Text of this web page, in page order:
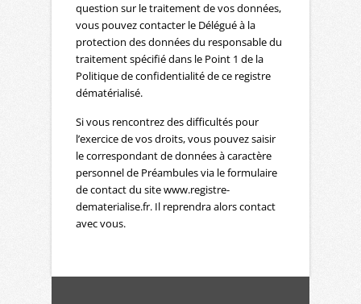
question sur le traitement de vos données,
vous pouvez contacter le Délégué à la
protection des données du responsable du
traitement spécifié dans le Point 1 de la
Politique de confidentialité de ce registre
dématérialisé.
Si vous rencontrez des difficultés pour
l’exercice de vos droits, vous pouvez saisir
le correspondant de données à caractère
personnel de Préambules via le formulaire
de contact du site www.registre-
dematerialise.fr. Il reprendra alors contact
avec vous.